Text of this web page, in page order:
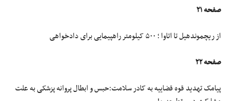
صفحه ۲۱
از ریچموندهیل تا اتاوا ؛ ۵۰۰ کیلومتر راهپیمایی برای دادخواهی
صفحه ۲۲
پیامک تهدید قوه‌ قضاییه به کادر سلامت:حبس و ابطال پروانه پزشکی به علت